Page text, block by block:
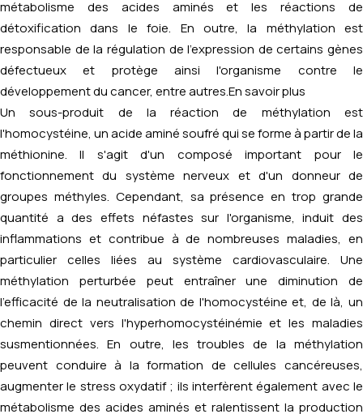
métabolisme des acides aminés et les réactions de
détoxification dans le foie. En outre, la méthylation est
responsable de la régulation de l'expression de certains gènes
défectueux et protège ainsi l'organisme contre le
développement du cancer, entre autres. En savoir plus
Un sous-produit de la réaction de méthylation est
l'homocystéine, un acide aminé soufré qui se forme à partir de la
méthionine. Il s'agit d'un composé important pour le
fonctionnement du système nerveux et d'un donneur de
groupes méthyles. Cependant, sa présence en trop grande
quantité a des effets néfastes sur l'organisme, induit des
inflammations et contribue à de nombreuses maladies, en
particulier celles liées au système cardiovasculaire. Une
méthylation perturbée peut entraîner une diminution de
l'efficacité de la neutralisation de l'homocystéine et, de là, un
chemin direct vers l'hyperhomocystéinémie et les maladies
susmentionnées. En outre, les troubles de la méthylation
peuvent conduire à la formation de cellules cancéreuses,
augmenter le stress oxydatif ; ils interfèrent également avec le
métabolisme des acides aminés et ralentissent la production